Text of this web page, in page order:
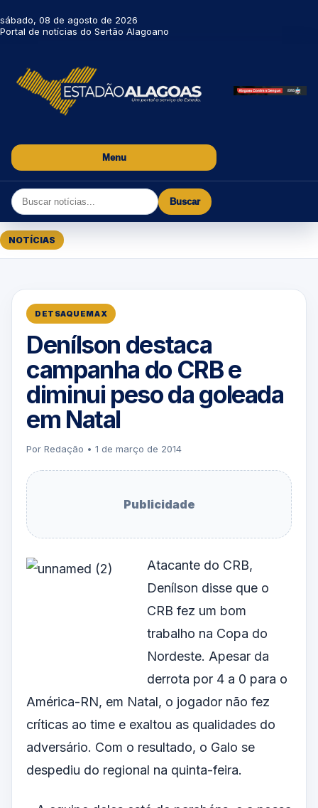
sábado, 08 de agosto de 2026
Portal de notícias do Sertão Alagoano
Menu
Buscar
NOTÍCIAS
DETSAQUEMAX
Denílson destaca
campanha do CRB e
diminui peso da goleada
em Natal
Por Redação • 1 de março de 2014
Publicidade
Atacante do CRB,
Denílson disse que o
CRB fez um bom
trabalho na Copa do
Nordeste. Apesar da
derrota por 4 a 0 para o
América-RN, em Natal, o jogador não fez
críticas ao time e exaltou as qualidades do
adversário. Com o resultado, o Galo se
despediu do regional na quinta-feira.